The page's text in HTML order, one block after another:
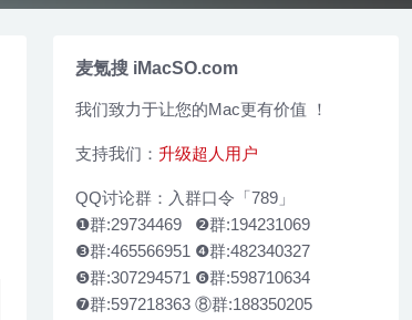
麦氪搜 iMacSO.com
我们致力于让您的Mac更有价值 ！
支持我们： 升级超人用户
QQ讨论群：入群口令「789」
❶群:29734469 ❷群:194231069
❸群:465566951 ❹群:482340327
❺群:307294571 ❻群:598710634
❼群:597218363 ⑧群:188350205